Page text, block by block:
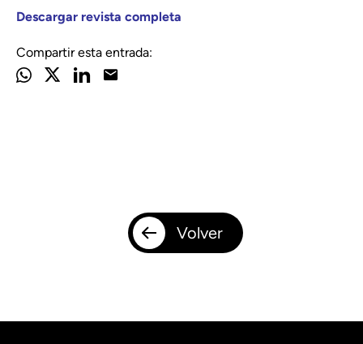
Descargar revista completa
Compartir esta entrada:
Volver